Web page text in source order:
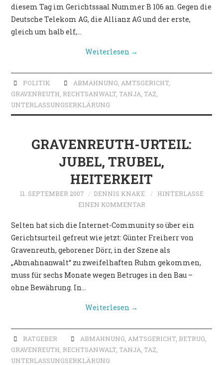
diesem Tag im Gerichtssaal Nummer B 106 an. Gegen die
Deutsche Telekom AG, die Allianz AG und der erste,
gleich um halb elf,…
Weiterlesen →
POLITIK ABMAHNUNG, AMTSGERICHT,
GRAVENREUTH, RECHTSANWALT, TANJA, TAZ,
UNTERLASSUNGSERKLÄRUNG
GRAVENREUTH-URTEIL:
JUBEL, TRUBEL,
HEITERKEIT
11. SEPTEMBER 2007 DENNIS KNAKE
HINTERLASSE
EINEN KOMMENTAR
Selten hat sich die Internet-Community so über ein
Gerichtsurteil gefreut wie jetzt: Günter Freiherr von
Gravenreuth, geborener Dörr, in der Szene als
„Abmahnanwalt“ zu zweifelhaften Ruhm gekommen,
muss für sechs Monate wegen Betruges in den Bau –
ohne Bewährung. In…
Weiterlesen →
RATGEBER ABMAHNUNG AMTSGERICHT, BETRUG
GRAVENREUTH RECHTSANWALT, TANJA TAZ
UNTERLASSUNGSERKLÄRUNG